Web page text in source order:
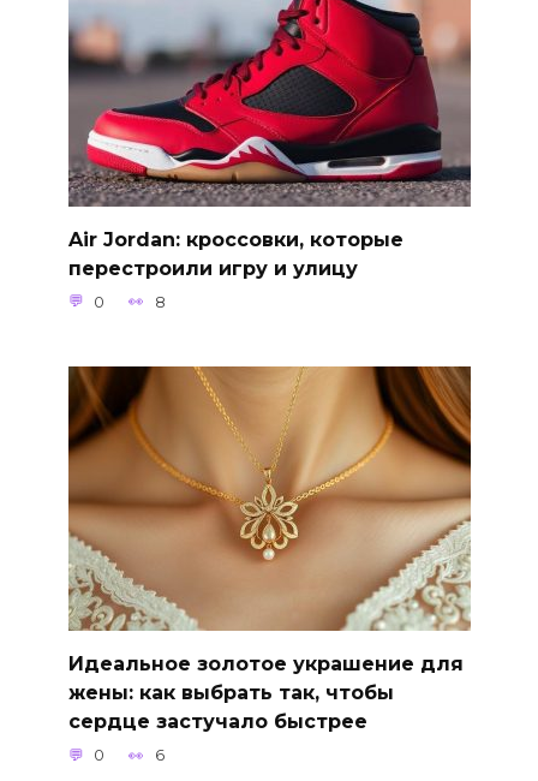
Air Jordan: кроссовки, которые
перестроили игру и улицу
0 8
Идеальное золотое украшение для
жены: как выбрать так, чтобы
сердце застучало быстрее
0 6